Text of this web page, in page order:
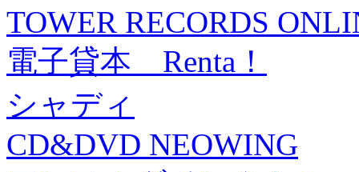
TOWER RECORDS
電子貸本 Renta！
シャディ
CD&DVD NEOWING